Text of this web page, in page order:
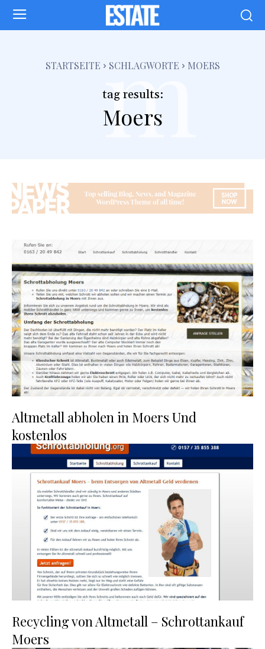
STARTSEITE SCHLAGWORTE MOERS
tag results:
Moers
m
Altmetall abholen in Moers Und
kostenlos
Recycling von Altmetall – Schrottankauf
Moers